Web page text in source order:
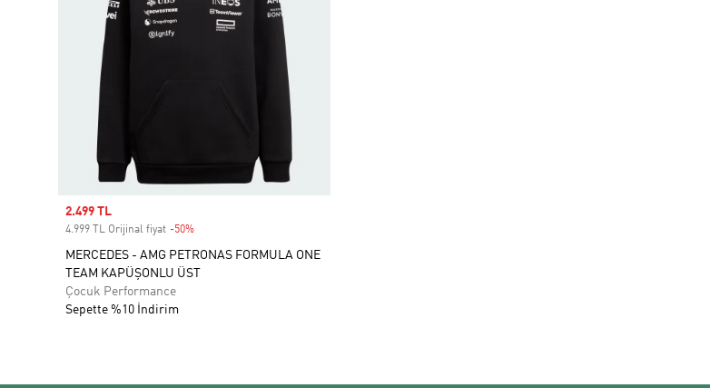
Sale price
2.499 TL
4.999 TL Orijinal fiyat -50%
MERCEDES - AMG PETRONAS FORMULA ONE
TEAM KAPÜŞONLU ÜST
Çocuk Performance
Sepette %10 İndirim